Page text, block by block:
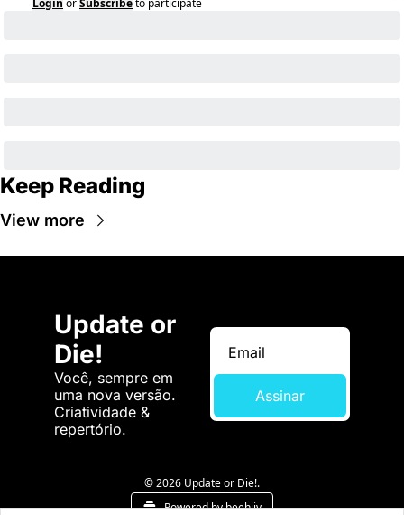
Login orSubscribeto participate
Keep Reading
View more
Update or
Die!
Você, sempre em
uma nova versão.
Criatividade &
repertório.
Assinar
© 2026 Update or Die!.
Powered by beehiiv